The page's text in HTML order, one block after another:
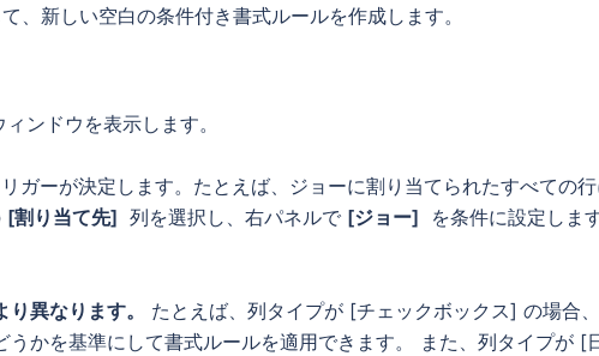
、新しい空白の条件付き書式ルールを作成します。
ィンドウを表示します。
ガーが決定します。たとえば、ジョーに割り当てられたすべての
[割り当て先] 列を選択し、右パネルで [ジョー] を条件に設定しま
異なります。
たとえば、列タイプが [チェックボックス] の場合
うかを基準にして書式ルールを適用できます。 また、列タイプが [